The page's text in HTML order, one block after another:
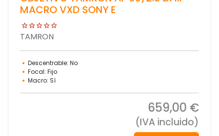
MACRO VXD SONY E
TAMRON
Descentrable: No
Focal: Fijo
Macro: Sí
659,00 €
(IVA incluido)